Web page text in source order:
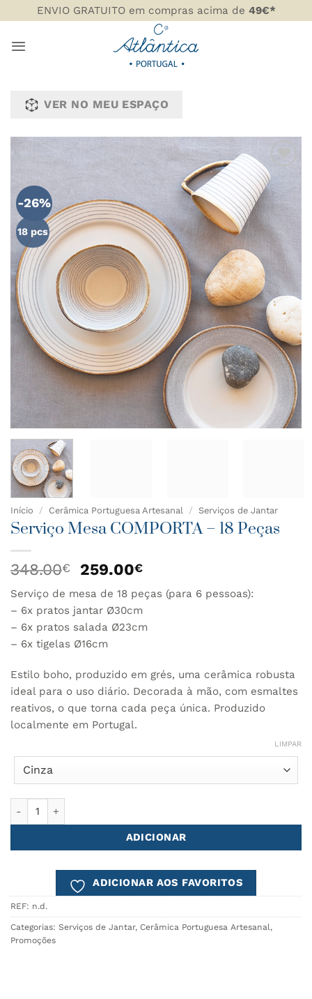
to
content
ENVIO GRATUITO em compras acima de 49€*
VER NO MEU ESPAÇO
-26%
18 pcs
ADICIONAR
AOS
FAVORITOS
Início / Cerâmica Portuguesa Artesanal / Serviços de Jantar
Serviço Mesa COMPORTA – 18 Peças
348.00€
O
original
era:
348.00€.
259.00€O
atual
é:
259.00€.
Serviço de mesa de 18 peças (para 6 pessoas):
– 6x pratos jantar Ø30cm
– 6x pratos salada Ø23cm
– 6x tigelas Ø16cm
Estilo boho, produzido em grés, uma cerâmica robusta
ideal para o uso diário. Decorada à mão, com esmaltes
reativos, o que torna cada peça única. Produzido
localmente em Portugal.
LIMPAR
ADICIONAR
ADICIONAR AOS FAVORITOS
REF: n.d.
Categorias: Serviços de Jantar, Cerâmica Portuguesa Artesanal ,
Promoções